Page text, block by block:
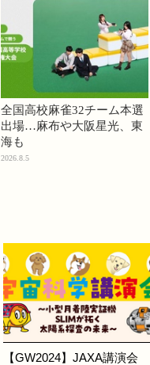
全国高校麻雀32チーム本選
出場…麻布や大阪星光、東
海も
2026.8.5
【GW2024】JAXA講演会